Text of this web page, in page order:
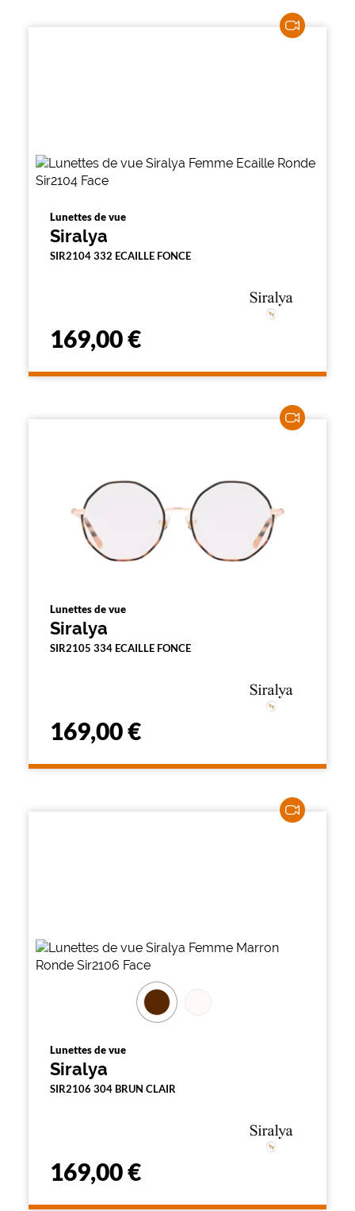
Lunettes de vue
Siralya
SIR2104 332 ECAILLE FONCE
169,00 €
Lunettes de vue
Siralya
SIR2105 334 ECAILLE FONCE
169,00 €
Lunettes de vue
Siralya
SIR2106 304 BRUN CLAIR
169,00 €